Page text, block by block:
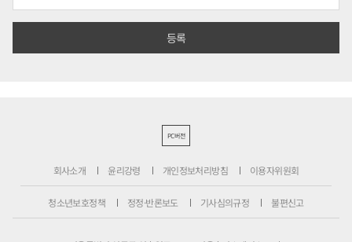
PC버전
회사소개 윤리강령 개인정보처리방침 이용자위원회
청소년보호정책 정정·반론보도 기사심의규정 불편신고